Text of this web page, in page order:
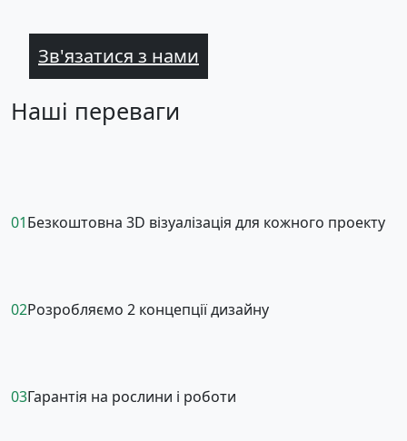
Зв'язатися з нами
Наші переваги
01Безкоштовна 3D візуалізація для кожного проекту
02Розробляємо 2 концепції дизайну
03Гарантія на рослини і роботи